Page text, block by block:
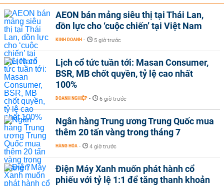
AEON bán mảng siêu thị tại Thái Lan,
dồn lực cho ‘cuộc chiến’ tại Việt Nam
KINH DOANH - 5 giờ trước
Lịch cổ tức tuần tới: Masan Consumer,
BSR, MB chốt quyền, tỷ lệ cao nhất
100%
DOANH NGHIỆP - 6 giờ trước
Ngân hàng Trung ương Trung Quốc mua
thêm 20 tấn vàng trong tháng 7
HÀNG HÓA - 4 giờ trước
Điện Máy Xanh muốn phát hành cổ
phiếu với tỷ lệ 1:1 để tăng thanh khoản